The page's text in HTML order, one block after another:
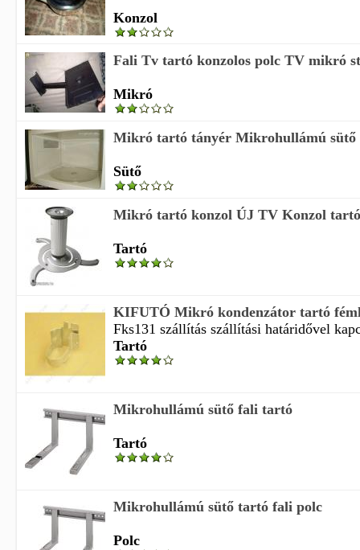
Konzol
Fali Tv tartó konzolos polc TV mikró
Mikró
Mikró tartó tányér Mikrohullámú sütő
Sütő
Mikró tartó konzol ÚJ TV Konzol tartó
Tartó
KIFUTÓ Mikró kondenzátor tartó
Fks131 szállítás szállítási határidővel
Tartó
Mikrohullámú sütő fali tartó
Tartó
Mikrohullámú sütő tartó fali polc
Polc